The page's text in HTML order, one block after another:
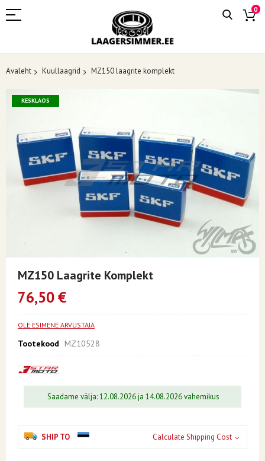
0
Avaleht Kuullaagrid MZ150 laagrite komplekt
Skip
images
gallery
KESKLAOS
beginning
images
MZ150 Laagrite Komplekt
76,50 €
OLE ESIMENE ARVUSTAJA
Tootekood MZ10528
Saadame välja: 12.08.2026 ja 14.08.2026 vahemikus
SHIP TO Calculate Shipping Cost